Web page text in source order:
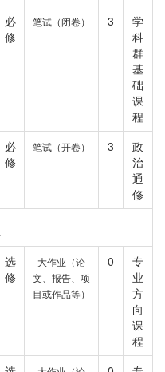
必
修
笔试（闭卷） 3
学
科
群
基
础
课
程
必
修
笔试（开卷） 3
政
治
通
修
选
修
大作业（论
文、报告、项
目或作品等）
0
专
业
方
向
课
程